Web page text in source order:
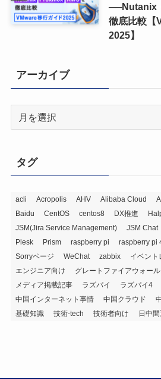
──Nutanix
徹底比較【
2025】
アーカイブ
ブ
タグ
acli Acropolis AHV Alibaba Cloud
Baidu
CentOS centos8 DX推進
JSM(Jira Service Management)
JSM Chat
Plesk
Prism raspberry pi raspberry pi
Sorryページ
WeChat zabbix イベント
エンジニア向け
グレートファイアウォール
メディア掲載記事
ラズパイ ラズパイ4
中国インターネット事情
中国クラウド
基礎知識
技術-tech 技術者向け 日中